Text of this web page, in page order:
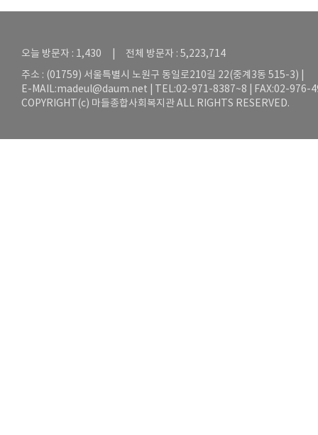
오늘 방문자 : 1,430 | 전체 방문자 : 5,223,714
주소 : (01759) 서울특별시 노원구 동일로210길 22(중계3동 515-3) |
E-MAIL:madeul@daum.net | TEL:02-971-8387~8 | FAX:02-976-
COPYRIGHT(c) 마들종합사회복지관 ALL RIGHTS RESERVED.